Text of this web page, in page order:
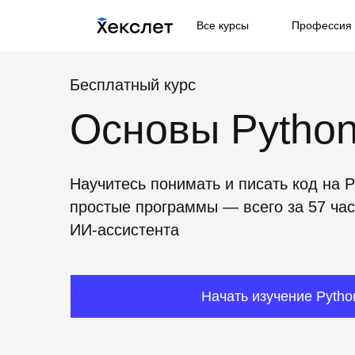
Все курсы Профессия
Бесплатный курс
Основы
Научитесь понимать и писать код на
простые программы — всего за 57
ИИ-ассистента
Начать изучение